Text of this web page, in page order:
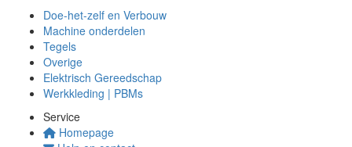
Doe-het-zelf en Verbouw
Machine onderdelen
Tegels
Overige
Elektrisch Gereedschap
Werkkleding | PBMs
Service
Homepage